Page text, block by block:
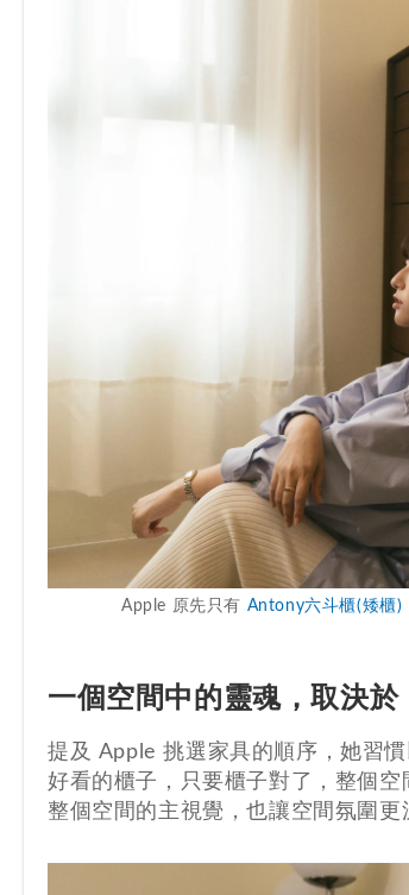
Apple 原先只有 Antony六斗櫃(矮櫃)
一個空間中的靈魂，取決於
提及 Apple 挑選家具的順序，她習
好看的櫃子，只要櫃子對了，整個
整個空間的主視覺，也讓空間氛圍更